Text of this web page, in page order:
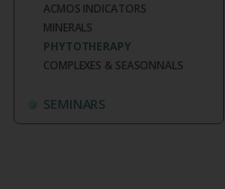
ACMOS INDICATORS
MINERALS
PHYTOTHERAPY
COMPLEXES & SEASONNALS
SEMINARS